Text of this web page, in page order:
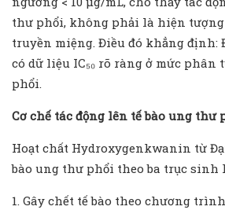
thư phổi, không phải là hiện
truyền miệng. Điều đó khẳng định:
có dữ liệu IC₅₀ rõ ràng ở mức
phổi.
Cơ chế tác động lên tế bào ung thư
Hoạt chất Hydroxygenkwanin từ
bào ung thư phổi theo ba trục sinh
1. Gây chết tế bào theo chương